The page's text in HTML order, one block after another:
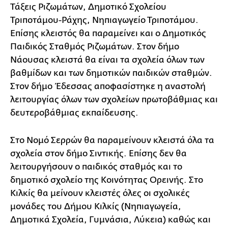
Τάξεις Ριζωμάτων, Δημοτικό Σχολείου
Τριποτάμου-Ράχης, Νηπιαγωγείο Τριποτάμου.
Επίσης κλειστός θα παραμείνει και ο Δημοτικός
Παιδικός Σταθμός Ριζωμάτων. Στον δήμο
Νάουσας κλειστά θα είναι τα σχολεία όλων των
βαθμίδων και των δημοτικών παιδικών σταθμών.
Στον δήμο Έδεσσας αποφασίστηκε η αναστολή
λειτουργίας όλων των σχολείων πρωτοβάθμιας και
δευτεροβάθμιας εκπαίδευσης.
Στο Νομό Σερρών θα παραμείνουν κλειστά όλα τα
σχολεία στον δήμο Σιντικής. Επίσης δεν θα
λειτουργήσουν ο παιδικός σταθμός και το
δημοτικό σχολείο της Κοινότητας Ορεινής. Στο
Κιλκίς θα μείνουν κλειστές όλες οι σχολικές
μονάδες του Δήμου Κιλκίς (Νηπιαγωγεία,
Δημοτικά Σχολεία, Γυμνάσια, Λύκεια) καθώς και